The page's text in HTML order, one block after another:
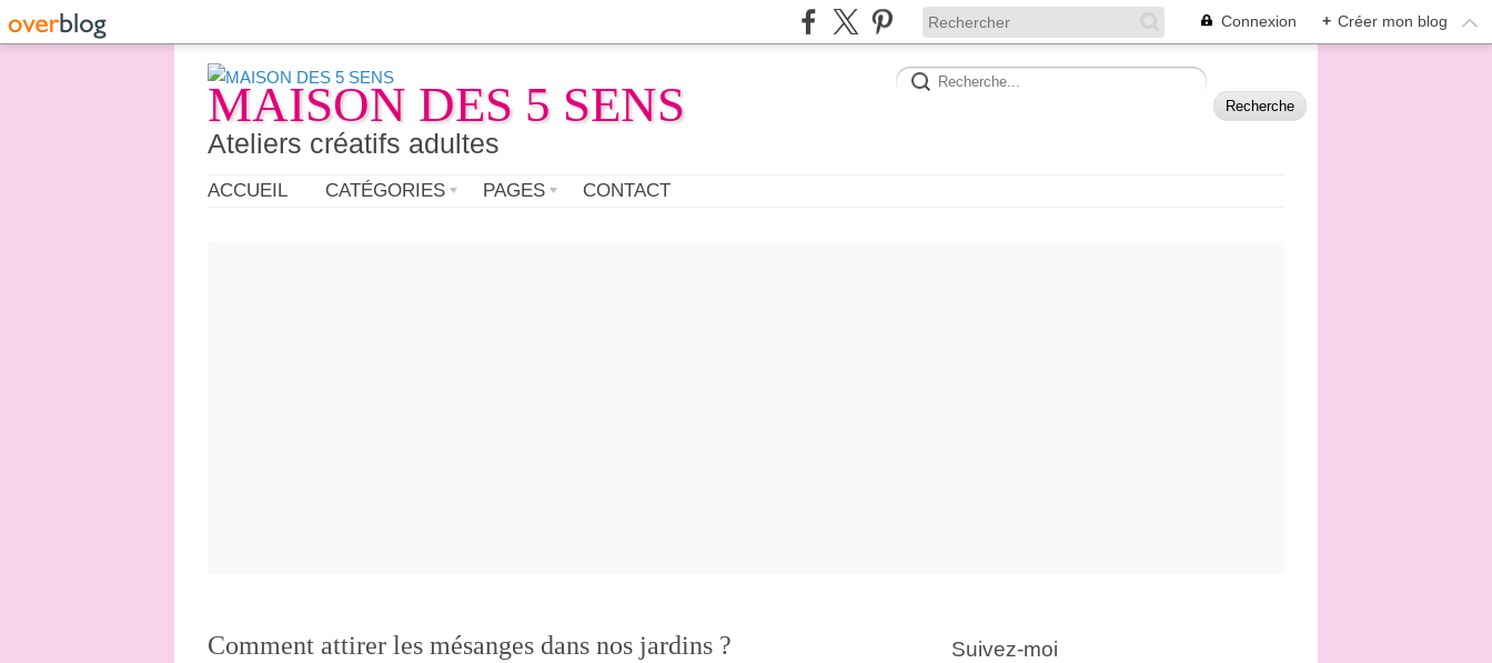
Connexion + Créer mon blog
MAISON DES 5 SENS
Ateliers créatifs adultes
ACCUEIL CATÉGORIES PAGES CONTACT
Comment attirer les mésanges dans nos jardins ? Suivez-moi